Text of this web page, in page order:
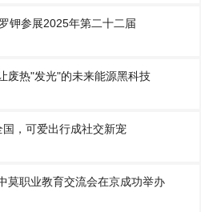
钾参展2025年第二十二届
废热"发光"的未来能源黑科技
，可爱出行成社交新宠
莫职业教育交流会在京成功举办